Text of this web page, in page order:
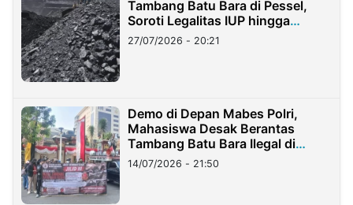
Tambang Batu Bara di Pessel,
Soroti Legalitas IUP hingga
Stockpile
27/07/2026 - 20:21
Demo di Depan Mabes Polri,
Mahasiswa Desak Berantas
Tambang Batu Bara Ilegal di
Lampung
14/07/2026 - 21:50